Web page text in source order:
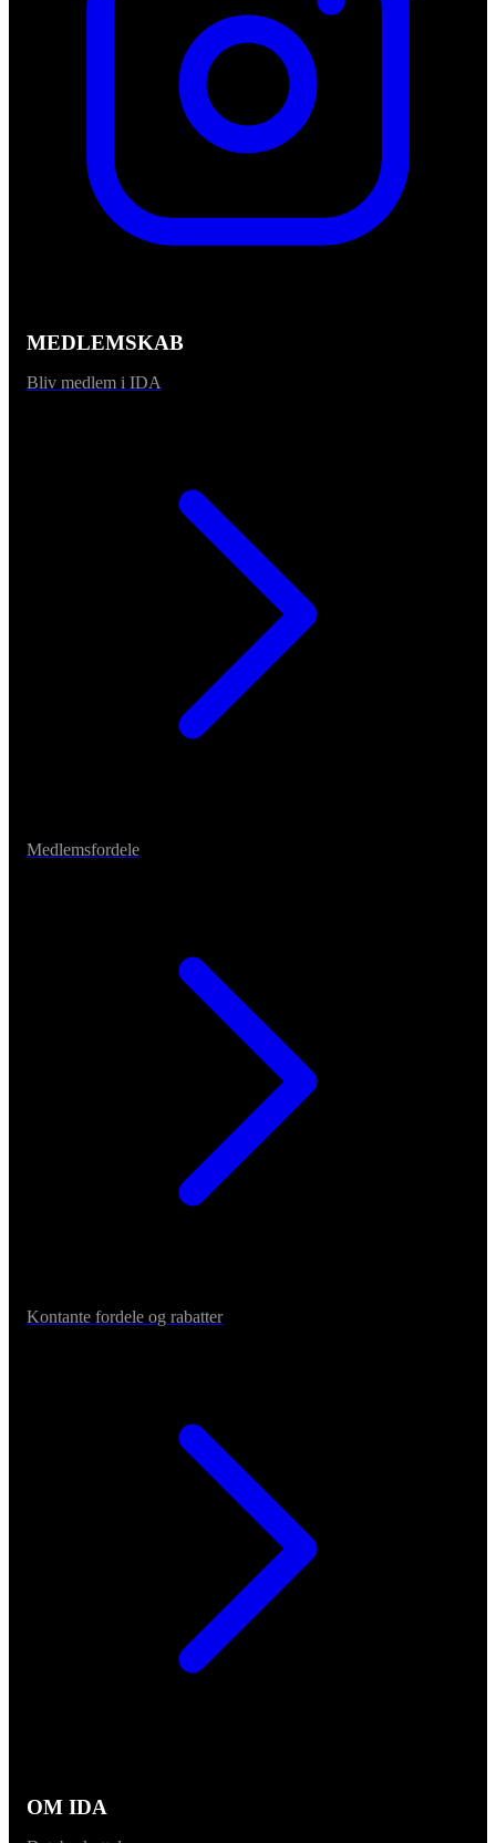
MEDLEMSKAB
Bliv medlem i IDA
Medlemsfordele
Kontante fordele og rabatter
OM IDA